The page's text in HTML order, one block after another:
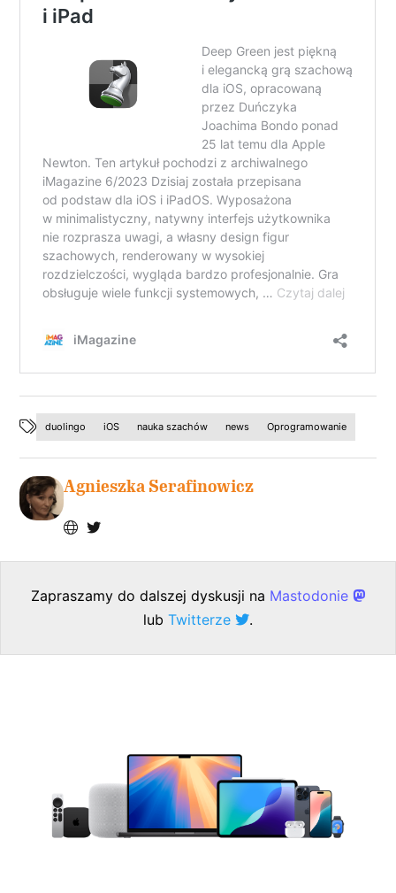
duolingo iOS nauka szachów news Oprogramowanie
Agnieszka Serafinowicz
Zapraszamy do dalszej dyskusji na Mastodonie
lub Twitterze .